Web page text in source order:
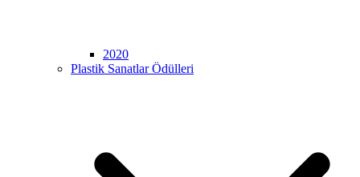
2020
Plastik Sanatlar Ödülleri